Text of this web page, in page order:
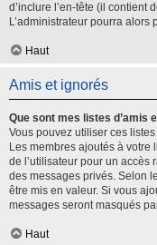
d’inclure l’en-tête (il contient
L’administrateur pourra
Haut
Amis et ignorés
Que sont mes listes d’amis
Vous pouvez utiliser ces
Les membres ajoutés à votre
de l’utilisateur pour un accès
des messages privés. Selon
être mis en valeur. Si vous
messages seront masqués
Haut